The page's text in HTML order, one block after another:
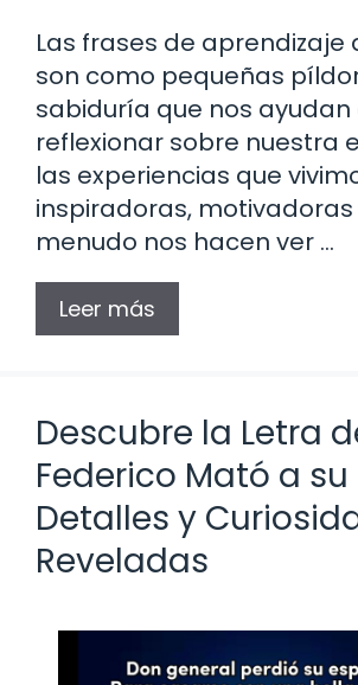
Las frases de aprendizaje
son como pequeñas
sabiduría que nos ayudan
reflexionar sobre nuestra
las experiencias que
inspiradoras, motivadoras
menudo nos hacen ver …
Leer más
Descubre la Letra
Federico Mató a su
Detalles y
Reveladas